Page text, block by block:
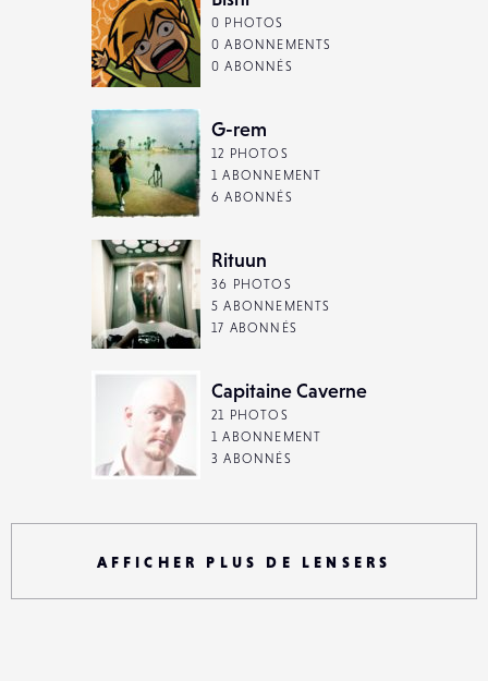
0 PHOTOS
0 ABONNEMENTS
0 ABONNÉS
G-rem
12 PHOTOS
1 ABONNEMENT
6 ABONNÉS
Rituun
36 PHOTOS
5 ABONNEMENTS
17 ABONNÉS
Capitaine Caverne
21 PHOTOS
1 ABONNEMENT
3 ABONNÉS
AFFICHER PLUS DE LENSERS